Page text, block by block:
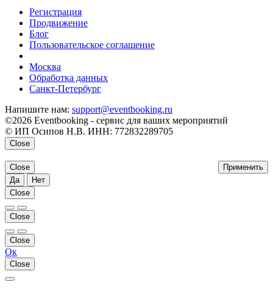
Регистрация
Продвижение
Блог
Пользовательское соглашение
Москва
Обработка данных
Санкт-Петербург
Напишите нам: support@eventbooking.ru
©2026 Eventbooking - сервис для ваших мероприятий
© ИП Осипов Н.В. ИНН: 772832289705
Close
Применить
Close
Да
Нет
Close
Close
Close
Ок
Close